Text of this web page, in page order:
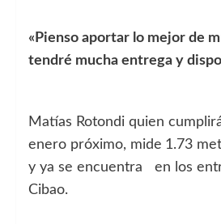
«Pienso aportar lo mejor de
tendré mucha entrega y
Matías Rotondi quien
enero próximo, mide 1.73
y ya se encuentra en los
Cibao.